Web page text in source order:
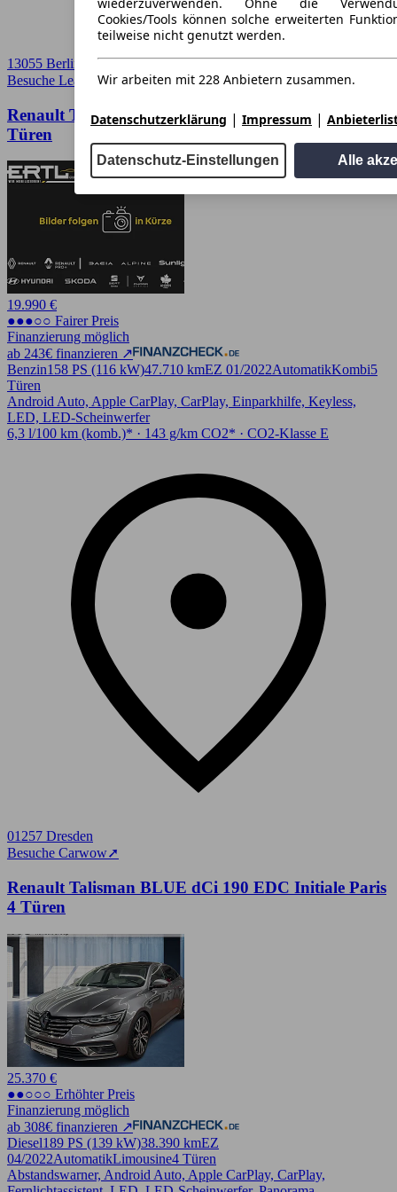
Cookies/Tools können solche erweiterten
teilweise nicht genutzt werden.
Wir arbeiten mit 228 Anbietern zusammen.
Datenschutzerklärung | Impressum |
Datenschutz-Einstellungen Alle
13055 Berlin
Besuche Leasingmarkt➚
Renault Talisman TCe 160 EDC Intens Grandtour 5
Türen
19.990 €
●●●○○ Fairer Preis
Finanzierung möglich
ab 243€ finanzieren ↗
Benzin158 PS (116 kW)47.710 kmEZ 01/2022AutomatikKombi5
Türen
Android Auto, Apple CarPlay, CarPlay, Einparkhilfe, Keyless,
LED, LED-Scheinwerfer
6,3 l/100 km (komb.)* · 143 g/km CO2* · CO2-Klasse E
01257 Dresden
Besuche Carwow➚
Renault Talisman BLUE dCi 190 EDC Initiale Paris
4 Türen
25.370 €
●●○○○ Erhöhter Preis
Finanzierung möglich
ab 308€ finanzieren ↗
Diesel189 PS (139 kW)38.390 kmEZ
04/2022AutomatikLimousine4 Türen
Abstandswarner, Android Auto, Apple CarPlay, CarPlay,